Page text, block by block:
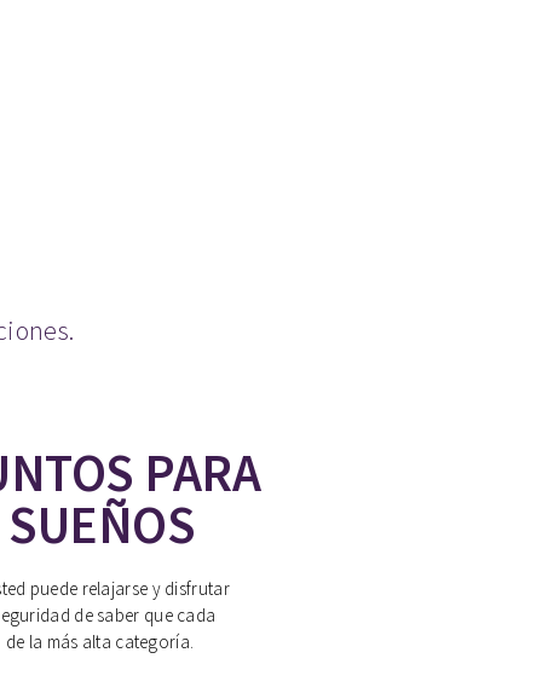
PARA
puede relajarse y disfrutar
de saber que cada
la más alta categoría.